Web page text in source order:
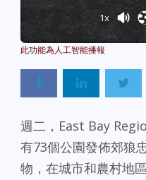
1x
週二，East Bay
有73個公園發佈郊狼
物，在城市和農村地